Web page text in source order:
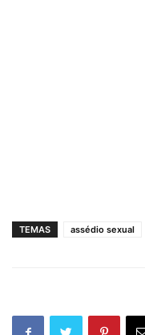
TEMAS assédio sexual